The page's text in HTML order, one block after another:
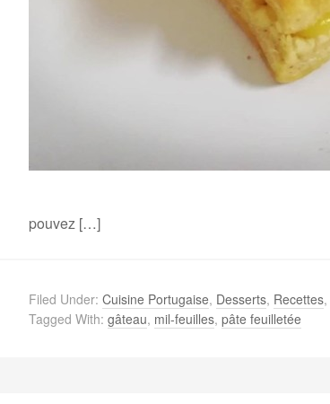
pouvez […]
Filed Under: Cuisine Portugaise, Desserts, Recettes,
Tagged With: gâteau, mil-feuilles, pâte feuilletée